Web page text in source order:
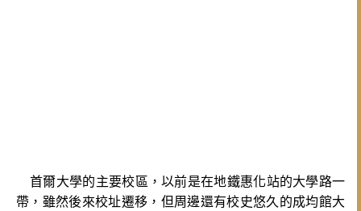
首爾大學的主要校區，以前是在地鐵惠化站的大學路一
帶，雖然後來校址遷移，但周邊還有校史悠久的成均館大